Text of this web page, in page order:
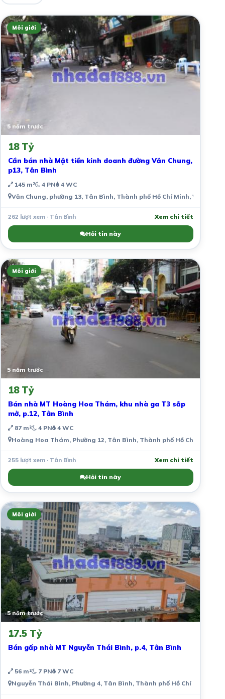
Môi giới
5 năm trước
18 Tỷ
Cần bán nhà Mặt tiền kinh doanh đường Văn Chung,
p13, Tân Bình
145 m² 4 PN 4 WC
Văn Chung, phường 13, Tân Bình, Thành phố Hồ Chí Minh, Việt Nam
262 lượt xem · Tân Bình Xem chi tiết
Hỏi tin này
Môi giới
5 năm trước
18 Tỷ
Bán nhà MT Hoàng Hoa Thám, khu nhà ga T3 sắp
mở, p.12, Tân Bình
87 m² 4 PN 4 WC
Hoàng Hoa Thám, Phường 12, Tân Bình, Thành phố Hồ Chí Minh,
255 lượt xem · Tân Bình Xem chi tiết
Hỏi tin này
Môi giới
5 năm trước
17.5 Tỷ
Bán gấp nhà MT Nguyễn Thái Bình, p.4, Tân Bình
56 m² 7 PN 7 WC
Nguyễn Thái Bình, Phường 4, Tân Bình, Thành phố Hồ Chí Minh,